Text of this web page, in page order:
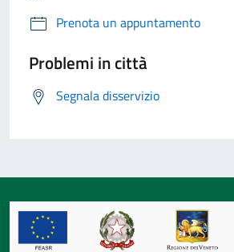
Prenota un appuntamento
Problemi in città
Segnala disservizio